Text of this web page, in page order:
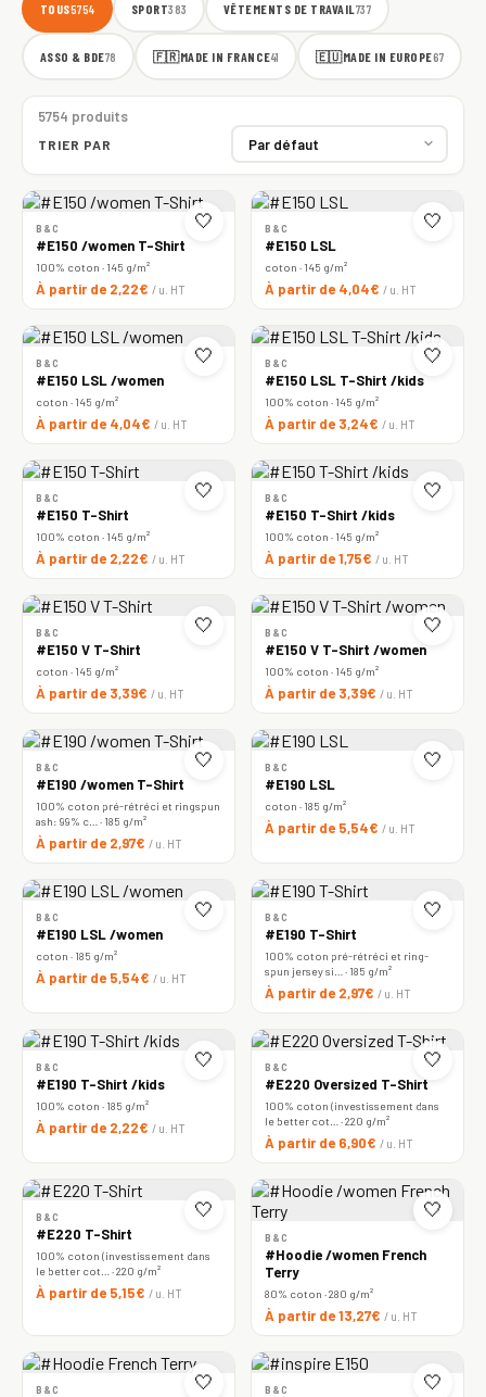
TOUS5754 SPORT383 VÊTEMENTS DE TRAVAIL737
ASSO & BDE78 🇫🇷MADE IN FRANCE41 🇪🇺MADE IN EUROPE67
5754 produits
TRIER PAR
🤍
B&C
#E150 /women T-Shirt
100% coton · 145 g/m²
À partir de 2,22€ / u. HT
🤍
B&C
#E150 LSL
coton · 145 g/m²
À partir de 4,04€ / u. HT
🤍
B&C
#E150 LSL /women
coton · 145 g/m²
À partir de 4,04€ / u. HT
🤍
B&C
#E150 LSL T-Shirt /kids
100% coton · 145 g/m²
À partir de 3,24€ / u. HT
🤍
B&C
#E150 T-Shirt
100% coton · 145 g/m²
À partir de 2,22€ / u. HT
🤍
B&C
#E150 T-Shirt /kids
100% coton · 145 g/m²
À partir de 1,75€ / u. HT
🤍
B&C
#E150 V T-Shirt
coton · 145 g/m²
À partir de 3,39€ / u. HT
🤍
B&C
#E150 V T-Shirt /women
100% coton · 145 g/m²
À partir de 3,39€ / u. HT
🤍
B&C
#E190 /women T-Shirt
100% coton pré-rétréci et ringspun
ash: 99% c… · 185 g/m²
À partir de 2,97€ / u. HT
🤍
B&C
#E190 LSL
coton · 185 g/m²
À partir de 5,54€ / u. HT
🤍
B&C
#E190 LSL /women
coton · 185 g/m²
À partir de 5,54€ / u. HT
🤍
B&C
#E190 T-Shirt
100% coton pré-rétréci et ring-
spun jersey si… · 185 g/m²
À partir de 2,97€ / u. HT
🤍
B&C
#E190 T-Shirt /kids
100% coton · 185 g/m²
À partir de 2,22€ / u. HT
🤍
B&C
#E220 Oversized T-Shirt
100% coton (investissement dans
le better cot… · 220 g/m²
À partir de 6,90€ / u. HT
🤍
B&C
#E220 T-Shirt
100% coton (investissement dans
le better cot… · 220 g/m²
À partir de 5,15€ / u. HT
🤍
B&C
#Hoodie /women French
Terry
80% coton · 280 g/m²
À partir de 13,27€ / u. HT
🤍
B&C 🤍
B&C